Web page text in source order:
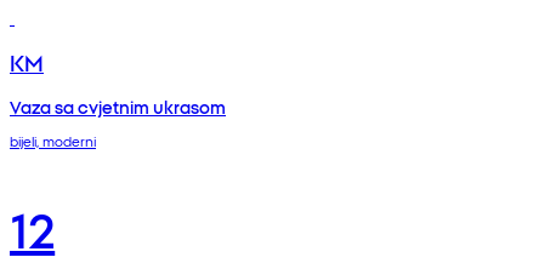
KM
Vaza sa cvjetnim ukrasom
bijeli, moderni
12